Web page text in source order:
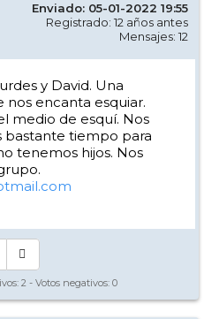
Enviado: 05-01-2022 19:55
Registrado: 12 años antes
Mensajes: 12
y David. Una
encanta esquiar.
medio de esquí. Nos
tiempo para
tenemos hijos. Nos
2 - Votos negativos: 0